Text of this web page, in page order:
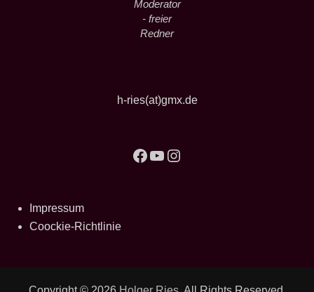
Moderator
- freier
Redner
h-ries(at)gmx.de
Facebook
YouTube
Instagram
Impressum
Coockie-Richtlinie